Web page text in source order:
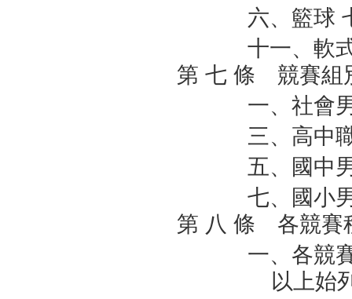
六、籃球
十一、軟
第 七 條 競賽組
一、社會
三、高中
五、國中
七、國小
第 八 條 各競賽
一、各競
以上始